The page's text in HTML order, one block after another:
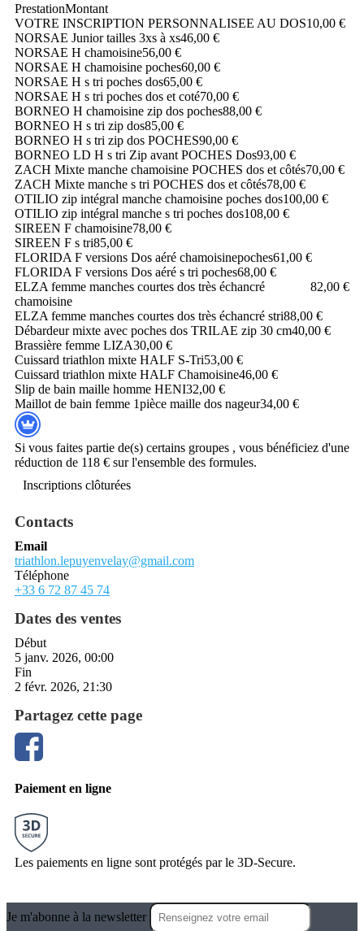
PrestationMontant
VOTRE INSCRIPTION PERSONNALISEE AU DOS10,00 €
NORSAE Junior tailles 3xs à xs46,00 €
NORSAE H chamoisine56,00 €
NORSAE H chamoisine poches60,00 €
NORSAE H s tri poches dos65,00 €
NORSAE H s tri poches dos et coté70,00 €
BORNEO H chamoisine zip dos poches88,00 €
BORNEO H s tri zip dos85,00 €
BORNEO H s tri zip dos POCHES90,00 €
BORNEO LD H s tri Zip avant POCHES Dos93,00 €
ZACH Mixte manche chamoisine POCHES dos et côtés70,00 €
ZACH Mixte manche s tri POCHES dos et côtés78,00 €
OTILIO zip intégral manche chamoisine poches dos100,00 €
OTILIO zip intégral manche s tri poches dos108,00 €
SIREEN F chamoisine78,00 €
SIREEN F s tri85,00 €
FLORIDA F versions Dos aéré chamoisinepoches61,00 €
FLORIDA F versions Dos aéré s tri poches68,00 €
ELZA femme manches courtes dos très échancré
chamoisine
82,00 €
ELZA femme manches courtes dos très échancré stri88,00 €
Débardeur mixte avec poches dos TRILAE zip 30 cm40,00 €
Brassière femme LIZA30,00 €
Cuissard triathlon mixte HALF S-Tri53,00 €
Cuissard triathlon mixte HALF Chamoisine46,00 €
Slip de bain maille homme HENI32,00 €
Maillot de bain femme 1pièce maille dos nageur34,00 €
Si vous faites partie de(s) certains groupes , vous bénéficiez d'une
réduction de 118 € sur l'ensemble des formules.
Inscriptions clôturées
Contacts
Email
triathlon.lepuyenvelay@gmail.com
Téléphone
+33 6 72 87 45 74
Dates des ventes
Début
5 janv. 2026, 00:00
Fin
2 févr. 2026, 21:30
Partagez cette page
Paiement en ligne
Les paiements en ligne sont protégés par le 3D-Secure.
Je m'abonne à la newsletter